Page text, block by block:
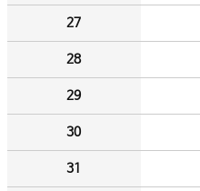
27
28
29
30
31